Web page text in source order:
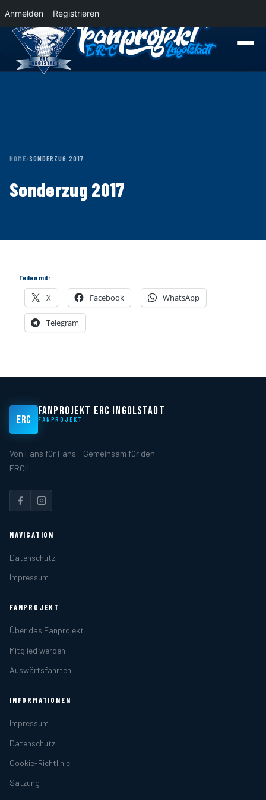
Anmelden Registrieren
NewsDer Panther Express 2026/2027 rollt nach Krefeld! Wohin rollt der
HOME›SONDERZUG 2017
Sonderzug 2017
Teilen mit:
X Facebook WhatsApp
Telegram
ERC
FANPROJEKT ERC INGOLSTADT
FANPROJEKT
Von Fans für Fans - Gemeinsam für den
ERCI!
NAVIGATION
Datenschutz
Impressum
FANPROJEKT
Über das Fanprojekt
Mitglied werden
Auswärtsfahrten
INFORMATIONEN
Impressum
Datenschutz
Cookie-Richtlinie
Satzung